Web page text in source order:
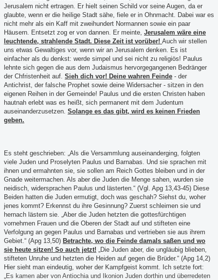
Jerusalem nicht ertragen. Er hielt seinen Schild vor seine Augen, da er
glaubte, wenn er die heilige Stadt sähe, fiele er in Ohnmacht. Dabei war es
nicht mehr als ein Kaff mit zweihundert Normannen sowie ein paar
Häusern. Entsetzt zog er von dannen.
Er meinte, Jerusalem wäre eine
leuchtende, strahlende Stadt. Diese Zeit ist vorüber! Auch wir stellen
uns etwas Gewaltiges vor, wenn wir an Jerusalem denken. Es ist
einfacher als du denkst: werde simpel und sei nicht zu religiös! Paulus
lehnte sich gegen die aus dem Judaismus hervorgegangenen Bedränger
der Chfristenheit auf. Sieh dich vor! Deine wahren Feinde - der
Antichrist, der falsche Prophet sowie deine Widersacher - sitzen in den
eigenen Reihen in der Gemeinde! Paulus und die ersten Christen haben
hautnah erlebt was es heißt, sich permanent mit dem Judentum
auseinanderzusetzen. Solange es das gibt, wird es keinen Frieden
geben.
Es steht geschrieben: „Als die Versammlung auseinanderging, folgten
viele Juden und Proselyten Paulus und Barnabas. Und sie sprachen mit
ihnen und ermahnten sie, sie sollen am Reich Gottes bleiben und in der
Gnade weitermachen. Als aber die Juden die Menge sahen, wurden sie
neidisch, widersprachen Paulus und lästerten.“ (Vgl. Apg 13,43-45) Diese
Beiden hatten die Juden ermutigt, doch was geschah? Siehst du, woher
jenes kommt? Erkennst du ihre Gesinnung? Zuerst schleimen sie und
hernach lästern sie. „Aber die Juden hetzten die gottesfürchtigen
vornehmen Frauen und die Oberen der Stadt auf und stifteten eine
Verfolgung an gegen Paulus und Barnabas und vertrieben sie aus ihrem
Gebiet.“ (Apg 13,50) Betrachte, wo die Feinde damals saßen und wo
sie heute sitzen! So auch jetzt! „Die Juden aber, die ungläubig blieben,
stifteten Unruhe und hetzten die Heiden auf gegen die Brüder.“ (Apg 14,2)
Hier sieht man eindeutig, woher der Kampfgeist kommt. Ich setzte fort:
Es kamen aber von Antiochia und Ikonion Juden dorthin und überredeten